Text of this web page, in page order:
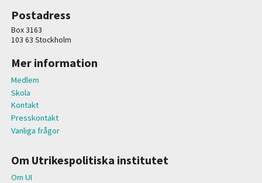
Postadress
Box 3163
103 63 Stockholm
Mer information
Medlem
Skola
Kontakt
Presskontakt
Vanliga frågor
Om Utrikespolitiska institutet
Om UI